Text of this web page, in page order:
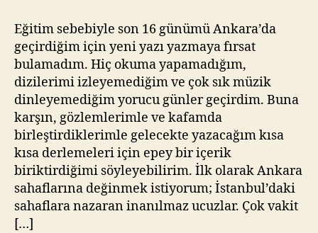
a
z
Eğitim sebebiyle son 16 günümü Ankara’da
geçirdiğim için yeni yazı yazmaya fırsat
bulamadım. Hiç okuma yapamadığım,
dizilerimi izleyemediğim ve çok sık müzik
dinleyemediğim yorucu günler geçirdim. Buna
karşın, gözlemlerimle ve kafamda
birleştirdiklerimle gelecekte yazacağım kısa
kısa derlemeleri için epey bir içerik
biriktirdiğimi söyleyebilirim. İlk olarak Ankara
sahaflarına değinmek istiyorum; İstanbul’daki
sahaflara nazaran inanılmaz ucuzlar. Çok vakit
[…]